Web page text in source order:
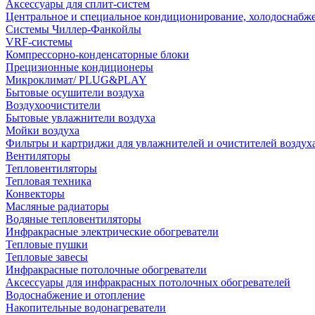
Аксессуары для сплит-систем
Центральное и специальное кондиционирование,
Системы Чиллер-Фанкойлы
VRF-системы
Компрессорно-конденсаторные блоки
Прецизионные кондиционеры
Микроклимат/ PLUG&PLAY
Бытовые осушители воздуха
Воздухоочистители
Бытовые увлажнители воздуха
Мойки воздуха
Фильтры и картриджи для увлажнителей и очистителей
Вентиляторы
Тепловентиляторы
Тепловая техника
Конвекторы
Масляные радиаторы
Водяные тепловентиляторы
Инфракрасные электрические обогреватели
Тепловые пушки
Тепловые завесы
Инфракрасные потолочные обогреватели
Аксессуары для инфракрасных потолочных обогревателей
Водоснабжение и отопление
Накопительные водонагреватели